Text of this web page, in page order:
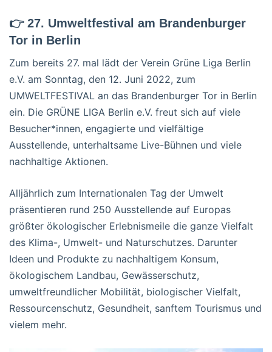
👉 27. Umweltfestival am Brandenburger
Tor in Berlin
Zum bereits 27. mal lädt der Verein Grüne Liga Berlin
e.V. am Sonntag, den 12. Juni 2022, zum
UMWELTFESTIVAL an das Brandenburger Tor in Berlin
ein. Die GRÜNE LIGA Berlin e.V. freut sich auf viele
Besucher*innen, engagierte und vielfältige
Ausstellende, unterhaltsame Live-Bühnen und viele
nachhaltige Aktionen.
Alljährlich zum Internationalen Tag der Umwelt
präsentieren rund 250 Ausstellende auf Europas
größter ökologischer Erlebnismeile die ganze Vielfalt
des Klima-, Umwelt- und Naturschutzes. Darunter
Ideen und Produkte zu nachhaltigem Konsum,
ökologischem Landbau, Gewässerschutz,
umweltfreundlicher Mobilität, biologischer Vielfalt,
Ressourcenschutz, Gesundheit, sanftem Tourismus und
vielem mehr.